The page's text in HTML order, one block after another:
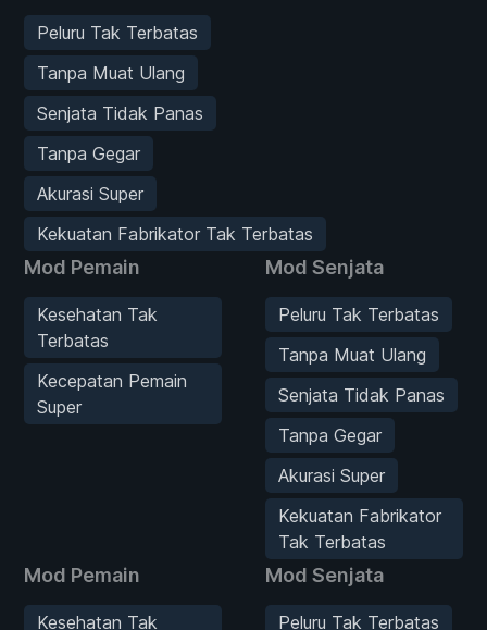
Peluru Tak Terbatas
Tanpa Muat Ulang
Senjata Tidak Panas
Tanpa Gegar
Akurasi Super
Kekuatan Fabrikator Tak Terbatas
Mod Pemain
Kesehatan Tak
Terbatas
Kecepatan Pemain
Super
Mod Senjata
Peluru Tak Terbatas
Tanpa Muat Ulang
Senjata Tidak Panas
Tanpa Gegar
Akurasi Super
Kekuatan Fabrikator
Tak Terbatas
Mod Pemain
Kesehatan Tak
Mod Senjata
Peluru Tak Terbatas